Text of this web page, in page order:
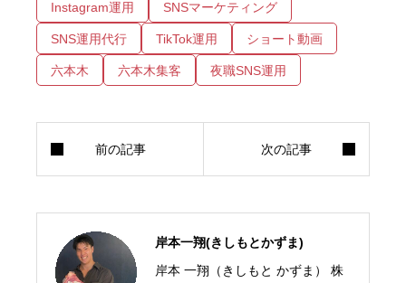
Instagram運用 SNSマーケティング
SNS運用代行 TikTok運用 ショート動画
六本木 六本木集客 夜職SNS運用
岸本一翔(きしもとかずま)
岸本 一翔（きしもと かずま） 株